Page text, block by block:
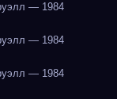
— 1984
— 1984
— 1984